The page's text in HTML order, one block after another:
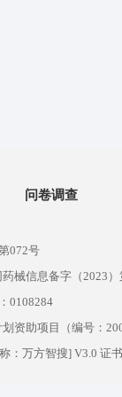
问卷调查
072号
械信息备字（2023）
0108284
资助项目（编号：
：万方智搜] V3.0 证